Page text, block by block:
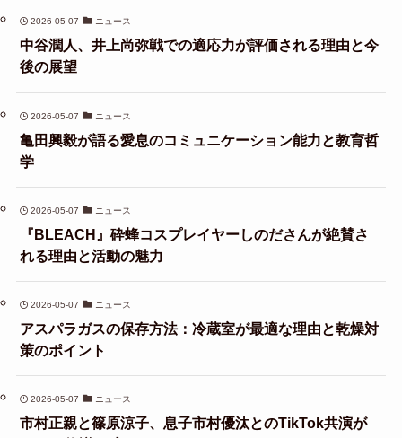
2026-05-07 ニュース
中谷潤人、井上尚弥戦での適応力が評価される理由と今
後の展望
2026-05-07 ニュース
亀田興毅が語る愛息のコミュニケーション能力と教育哲
学
2026-05-07 ニュース
『BLEACH』砕蜂コスプレイヤーしのださんが絶賛さ
れる理由と活動の魅力
2026-05-07 ニュース
アスパラガスの保存方法：冷蔵室が最適な理由と乾燥対
策のポイント
2026-05-07 ニュース
市村正親と篠原涼子、息子市村優汰とのTikTok共演が